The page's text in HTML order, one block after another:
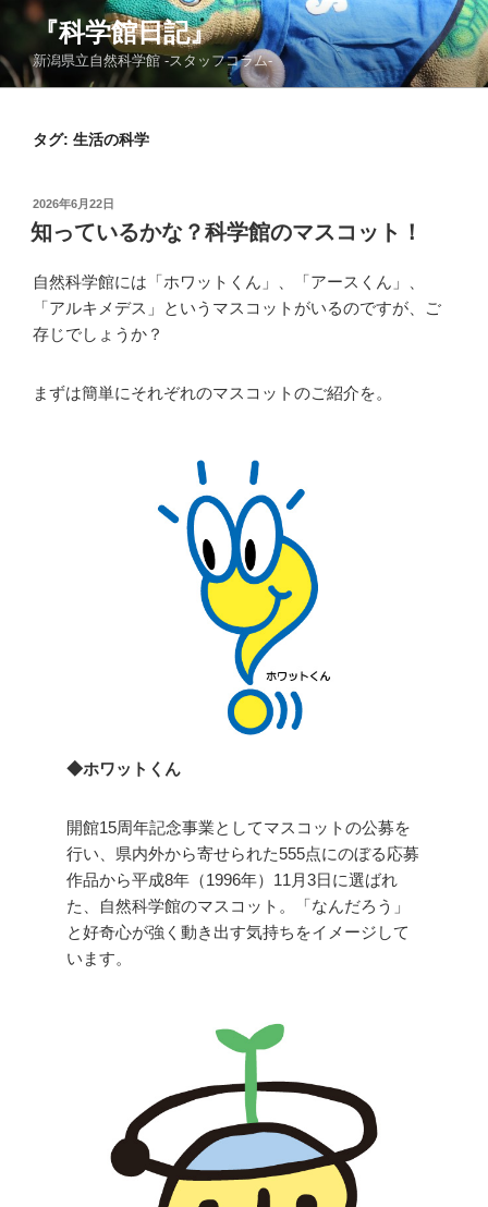
コ
テ
ン
『科学館日記』
新潟県立自然科学館 -スタッフコラム-
タグ: 生活の科学
投
稿
日:
2026年6月22日
知っているかな？科学館のマスコット！
自然科学館には「ホワットくん」、「アースくん」、
「アルキメデス」というマスコットがいるのですが、ご
存じでしょうか？
まずは簡単にそれぞれのマスコットのご紹介を。
◆ホワットくん
開館15周年記念事業としてマスコットの公募を
行い、県内外から寄せられた555点にのぼる応募
作品から平成8年（1996年）11月3日に選ばれ
た、自然科学館のマスコット。「なんだろう」
と好奇心が強く動き出す気持ちをイメージして
います。